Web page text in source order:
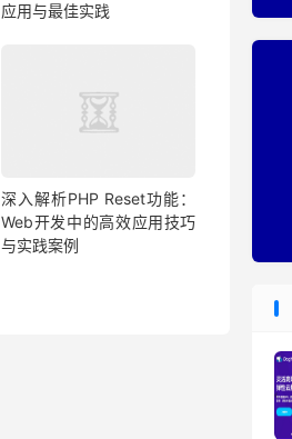
应用与最佳实践
深入解析PHP Reset功能：
Web开发中的高效应用技巧
与实践案例